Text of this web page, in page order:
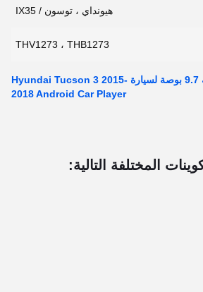
هيونداي ، توسون / IX35
THV1273 ، THB1273
شاشة تسلا العمودية 9.7 بوصة لسيارة Hyundai Tucson 3 2015-
2018 Android Car Player
المختلفة التالية: